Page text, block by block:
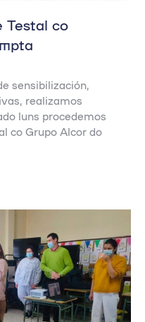
Testal co
sensibilización,
realizamos
luns procedemos
co Grupo Alcor do